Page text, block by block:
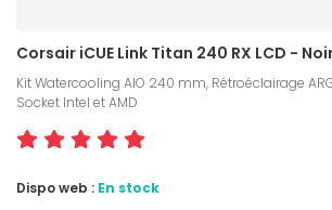
Corsair iCUE Link Titan 240 RX LCD -
Kit Watercooling AIO 240 mm, Rétroéclairage
Socket Intel et AMD
Dispo web : En stock